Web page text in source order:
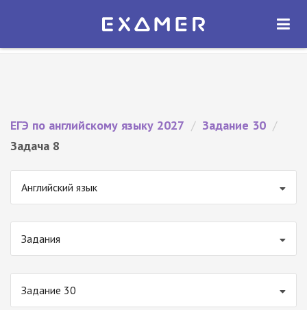
Экзамер — ЕГЭ 2027
ОТКРЫТЬ
ЕГЭ по английскому языку 2027 / Задание 30 /
Задача 8
Английский язык
Задания
Задание 30